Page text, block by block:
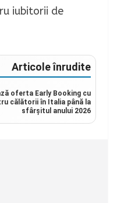
iubitorii de
Articole înrudite
oferta Early Booking cu
călătorii în Italia până la
sfârșitul anului 2026